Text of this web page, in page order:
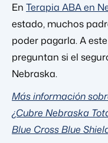
En Terapia ABA en
estado, muchos
poder pagarla. A
preguntan si el
Nebraska.
Más información
¿Cubre Nebraska
Blue Cross Blue